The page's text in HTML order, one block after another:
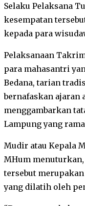
Selaku Pelaksana
kesempatan
kepada para
Pelaksanaan
para mahasantri
Bedana, tarian
bernafaskan ajaran
menggambarkan
Lampung yang
Mudir atau Kepala
MHum
tersebut
yang dilatih oleh